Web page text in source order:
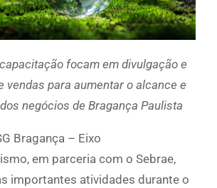
focam em divulgação e
vendas para aumentar o alcance e
negócios de Bragança Paulista
Bragança – Eixo
em parceria com o Sebrae,
importantes atividades durante o